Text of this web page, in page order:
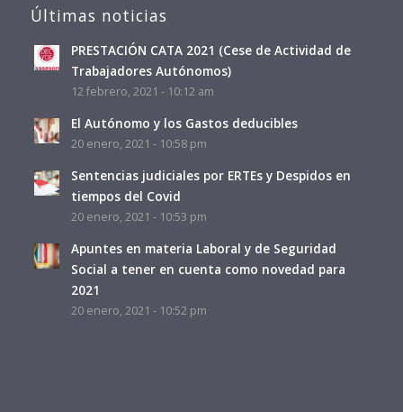
Últimas noticias
PRESTACIÓN CATA 2021 (Cese de Actividad de
Trabajadores Autónomos)
12 febrero, 2021 - 10:12 am
El Autónomo y los Gastos deducibles
20 enero, 2021 - 10:58 pm
Sentencias judiciales por ERTEs y Despidos en
tiempos del Covid
20 enero, 2021 - 10:53 pm
Apuntes en materia Laboral y de Seguridad
Social a tener en cuenta como novedad para
2021
20 enero, 2021 - 10:52 pm